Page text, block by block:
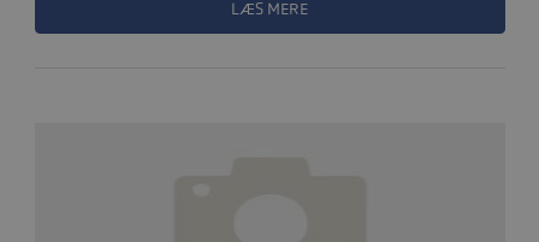
LÆS MERE